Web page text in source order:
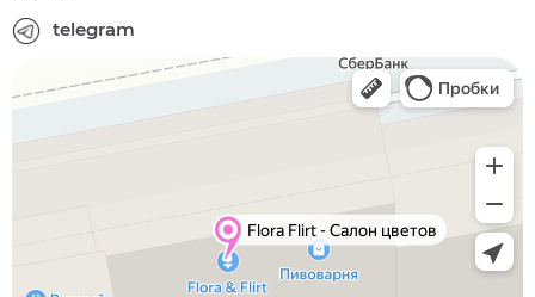
telegram